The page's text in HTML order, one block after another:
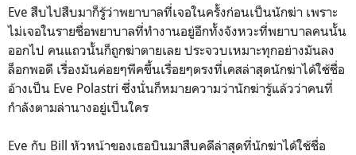
Eve สืบไปสืบมาก็รู้ว่าพยาบาลที่เจอในครั้งก่อนเป็นนักฆ่า เพราะ
ไม่เจอในรายชื่อพยาบาลที่ทำงานอยู่อีกทั้งจังหวะที่พยาบาลคนนั้น
ออกไป คนแถวนั้นก็ถูกฆ่าตายเลย ประจวบเหมาะทุกอย่างมันลง
ล็อกพอดี เรื่องมันค่อยๆพีคขึ้นเรื่อยๆตรงที่เคสล่าสุดนักฆ่าได้ใช้ชื่อ
อ้างเป็น Eve Polastri ซึ่งนั่นก็หมายความว่านักฆ่ารู้แล้วว่าคนที่
กำลังตามล่านางอยู่เป็นใคร
Eve กับ Bill หัวหน้าของเธอบินมาสืบคดีล่าสุดที่นักฆ่าได้ใช้ชื่อ